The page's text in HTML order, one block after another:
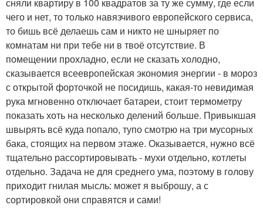
чего и нет, то только навязчивого европейского сервиса,
то бишь всё делаешь сам и никто не шныряет по
комнатам ни при тебе ни в твоё отсутствие. В
помещении прохладно, если не сказать холодно,
сказывается всеевропейская экономия энергии - в мороз
с открытой форточкой не посидишь, какая-то невидимая
рука мгновенно отключает батареи, стоит термометру
показать хоть на несколько делений больше. Привыкшая
швырять всё куда попало, тупо смотрю на три мусорных
бака, стоящих на первом этаже. Оказывается, нужно всё
тщательно рассортировывать - мухи отдельно, котлеты
отдельно. Задача не для среднего ума, поэтому в голову
приходит гнилая мысль: может я выброшу, а с
сортировкой они справятся и сами!